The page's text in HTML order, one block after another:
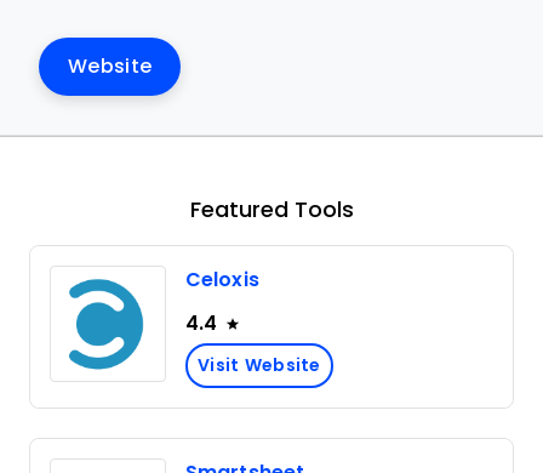
Website
Featured Tools
Celoxis
4.4
Visit Website